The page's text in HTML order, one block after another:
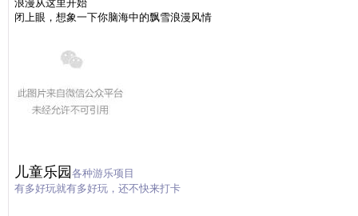
浪漫从这里开始
闭上眼，想象一下你脑海中的飘雪浪漫风情
儿童乐园 各种游乐项目
有多好玩就有多好玩，还不快来打卡